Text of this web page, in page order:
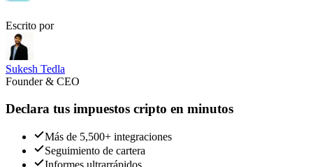
Escrito por
Sukesh Tedla
Founder & CEO
Declara tus impuestos cripto en minutos
Más de 5,500+ integraciones
Seguimiento de cartera